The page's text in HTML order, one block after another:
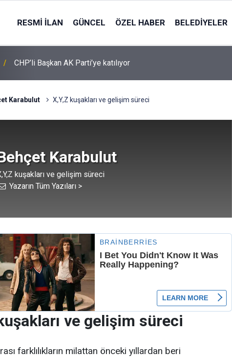
RESMI İLAN GÜNCEL ÖZEL HABER BELEDIYELER
13 yaşındaki Ela Nur’dan acı haber: Cansız bedeni bulundu
Karabulut X,Y,Z kuşakları ve gelişim süreci
Karabulut
kuşakları ve gelişim süreci
Yazarın Tüm Yazıları >
ve gelişim süreci
farklılıkların milattan önceki yıllardan beri